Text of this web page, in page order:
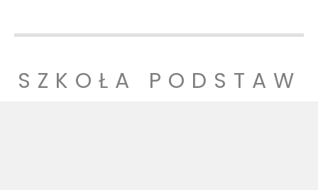
SZKOŁA PODSTAW